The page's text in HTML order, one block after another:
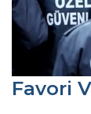
Favori